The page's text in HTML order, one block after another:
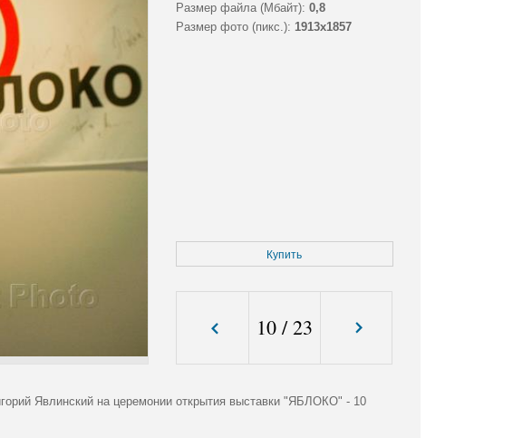
Размер файла (Мбайт): 0,8
Размер фото (пикс.): 1913x1857
Купить
10/23
Явлинский на церемонии открытия выставки "ЯБЛОКО" - 10